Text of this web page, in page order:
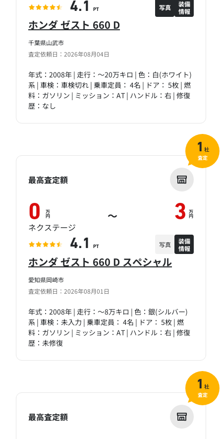
千葉県山武市
査定依頼日：2026年08月04日
ホンダ ゼスト 660 D
年式：2008年 | 走行：～20万キロ | 色：白(ホワイト)
系 | 車検：車検切れ | 乗車定員： 4名 | ドア： 5枚 | 燃
料：ガソリン | ミッション：AT | ハンドル：右 | 修復
歴：なし
4.1 PT 写真
装備
情報
愛知県岡崎市
査定依頼日：2026年08月01日
ホンダ ゼスト 660 D スペシャル
年式：2008年 | 走行：～8万キロ | 色：銀(シルバー)
系 | 車検：未入力 | 乗車定員： 4名 | ドア： 5枚 | 燃
料：ガソリン | ミッション：AT | ハンドル：右 | 修復
歴：未修復
最高査定額
0 万
円 ～ 3 万
円
ネクステージ
4.1 PT 写真
装備
情報
1 社
査定
最高査定額
1 社
査定